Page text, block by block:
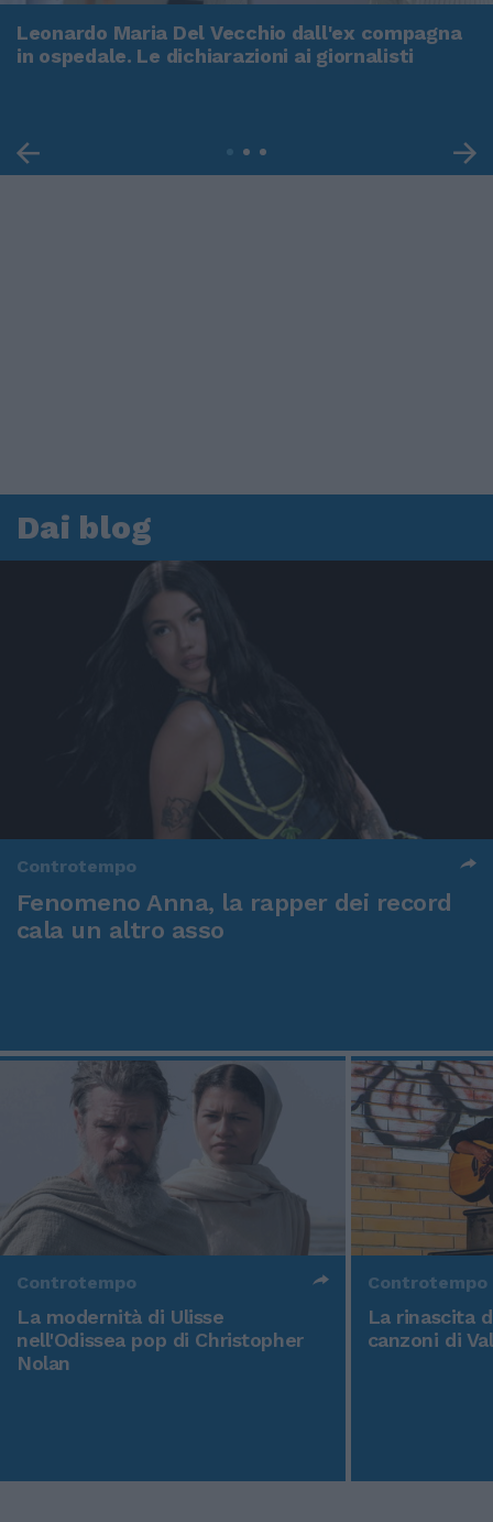
Leonardo Maria Del Vecchio dall'ex compagna
in ospedale. Le dichiarazioni ai giornalisti
Dai blog
Controtempo
Fenomeno Anna, la rapper dei record
cala un altro asso
Controtempo
La modernità di Ulisse
nell'Odissea pop di Christopher
Nolan
Controtempo
La rinascita
canzoni di